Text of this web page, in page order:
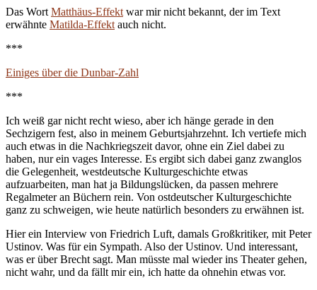
Das Wort Matthäus-Effekt war mir nicht bekannt, der im Text
erwähnte Matilda-Effekt auch nicht.
***
Einiges über die Dunbar-Zahl
***
Ich weiß gar nicht recht wieso, aber ich hänge gerade in den
Sechzigern fest, also in meinem Geburtsjahrzehnt. Ich vertiefe mich
auch etwas in die Nachkriegszeit davor, ohne ein Ziel dabei zu
haben, nur ein vages Interesse. Es ergibt sich dabei ganz zwanglos
die Gelegenheit, westdeutsche Kulturgeschichte etwas
aufzuarbeiten, man hat ja Bildungslücken, da passen mehrere
Regalmeter an Büchern rein. Von ostdeutscher Kulturgeschichte
ganz zu schweigen, wie heute natürlich besonders zu erwähnen ist.
Hier ein Interview von Friedrich Luft, damals Großkritiker, mit Peter
Ustinov. Was für ein Sympath. Also der Ustinov. Und interessant,
was er über Brecht sagt. Man müsste mal wieder ins Theater gehen,
nicht wahr, und da fällt mir ein, ich hatte da ohnehin etwas vor.